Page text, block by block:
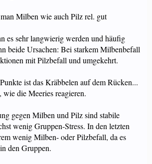
Milben wie auch Pilz rel. gut
es sehr langwierig werden und häufig
beide Ursachen: Bei starkem Milbenbefall
mit Pilzbefall und umgekehrt.
ist das Kräbbelen auf dem Rücken...
wie die Meeries reagieren.
gegen Milben und Pilz sind stabile
wenig Gruppen-Stress. In den letzten
wenig Milben- oder Pilzbefall, da es
den Gruppen.